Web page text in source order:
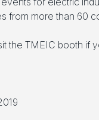
from more than 60
the TMEIC booth if